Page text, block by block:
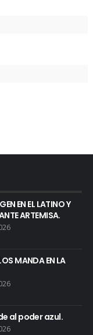
EN EL LATINO Y
ARTEMISA.
MANDA EN LA
al poder azul.